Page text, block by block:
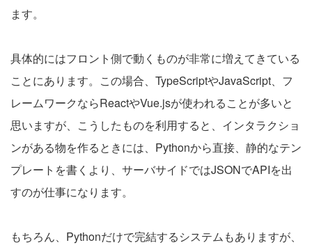
ます。
具体的にはフロント側で動くものが非常に増えてきている
ことにあります。この場合、TypeScriptやJavaScript、フ
レームワークならReactやVue.jsが使われることが多いと
思いますが、こうしたものを利用すると、インタラクショ
ンがある物を作るときには、Pythonから直接、静的なテン
プレートを書くより、サーバサイドではJSONでAPIを出
すのが仕事になります。
もちろん、Pythonだけで完結するシステムもありますが、